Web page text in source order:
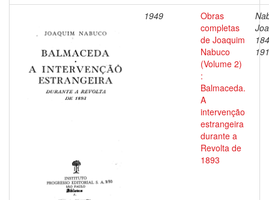
1949
Obras
completas
de Joaquim
Nabuco
(Volume 2)
:
Balmaceda.
A
intervenção
estrangeira
durante a
Revolta de
1893